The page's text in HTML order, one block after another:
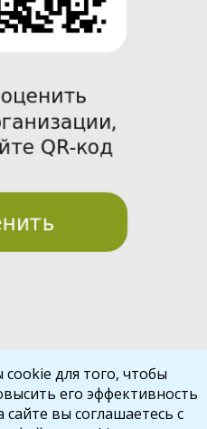
t
для того, чтобы
его эффективность
сайте вы соглашаетесь с